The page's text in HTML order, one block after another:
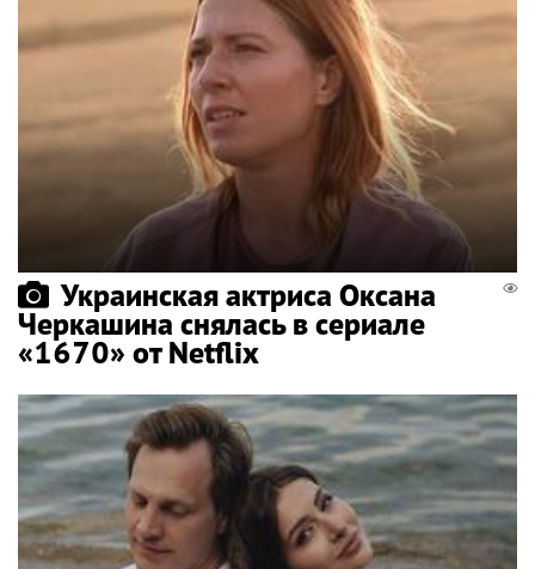
Украинская актриса Оксана
Черкашина снялась в сериале
«1670» от Netflix